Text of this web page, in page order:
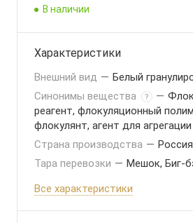
В наличии
Характеристики
Внешний вид — Белый
Синонимы вещества
? —
реагент, флокуляционный
флокулянт, агент для
Страна производства — Россия
Тара перевозки — Мешок, Биг-
Все характеристики